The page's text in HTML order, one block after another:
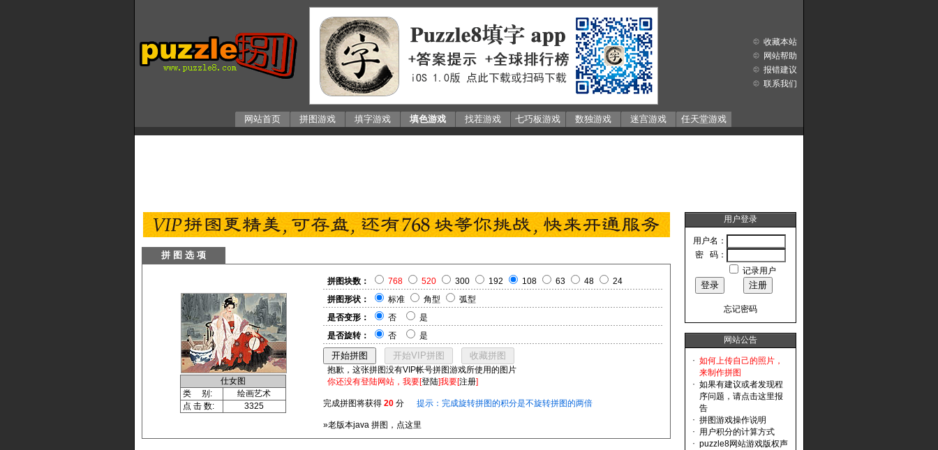
网站首页 拼图游戏 填字游戏 填色游戏 找茬游戏 七巧板游戏 数独游戏 迷宫游戏 任天堂游戏
收藏本站
网站帮助
报错建议
联系我们
拼 图 选 项
仕女图
类 别:
绘画艺术
点 击 数:
3325
拼图块数： 768 520 300 192 108 63 48
24
拼图形状：
标准 角型
弧型
是否变形：
否
是
是否旋转：
否 是
抱歉，这张拼图没有VIP帐号拼图游戏所使用的图片
你还没有登陆网站，我要[登陆]我要[注册]
完成拼图将获得 20 分 提示：完成旋转拼图的积分是不旋转拼图的两倍
»老版本java 拼图，点这里
用户登录
用户名：
密 码：
记录用户
忘记密码
网站公告
· 如何上传自己的照片，
来制作拼图
· 如果有建议或者发现程
序问题，请点击这里报
告
· 拼图游戏操作说明
· 用户积分的计算方式
· puzzle8网站游戏版权声